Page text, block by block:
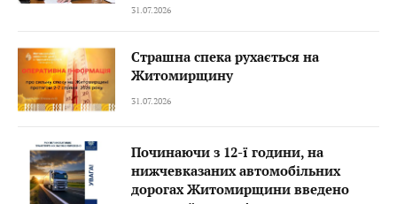
31.07.2026
Страшна спека рухається на
Житомирщину
31.07.2026
Починаючи з 12-ї години, на
нижчевказаних автомобільних
дорогах Житомирщини введено